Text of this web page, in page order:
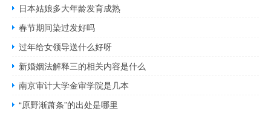
日本姑娘多大年龄发育成熟
春节期间染过发好吗
过年给女领导送什么好呀
新婚姻法解释三的相关内容是什么
南京审计大学金审学院是几本
“原野渐萧条”的出处是哪里